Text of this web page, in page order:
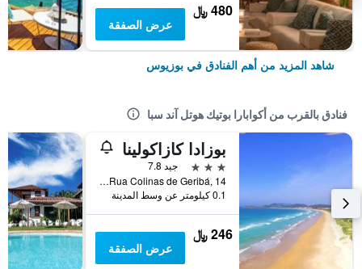
480 ﷼
عرض الصفقة
شاهد المزيد من أهم الفنادق في بوزيوس
فنادق بالقرب من أكوابارا بوتيك هوتل آند سبا
بوزادا كازاكولينا
3 نجوم
جيد 7.8
Rua Colinas de Geribá, 14, بوزيوس, البرازيل
0.1 كيلومتر عن وسط المدينة
246 ﷼
عرض الصفقة